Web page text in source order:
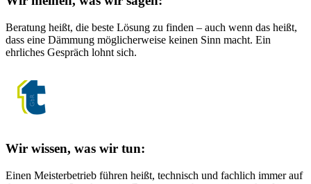
Beratung heißt, die beste Lösung zu finden – auch wenn das heißt,
dass eine Dämmung möglicherweise keinen Sinn macht. Ein
ehrliches Gespräch lohnt sich.
Wir wissen, was wir tun:
Einen Meisterbetrieb führen heißt, technisch und fachlich immer auf